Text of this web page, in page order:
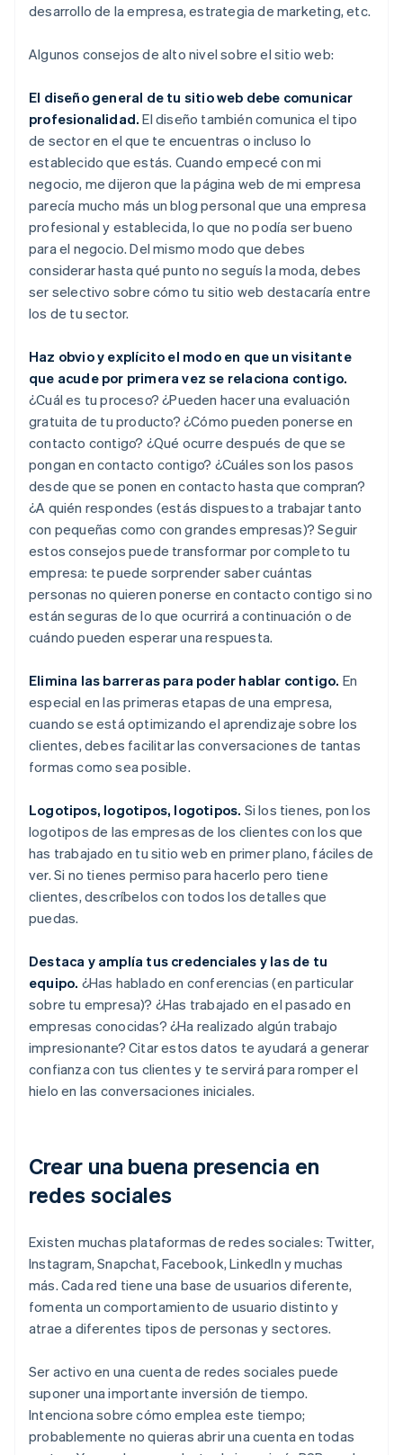
desarrollo de la empresa, estrategia de marketing, etc.
Algunos consejos de alto nivel sobre el sitio web:
El diseño general de tu sitio web debe comunicar
profesionalidad. El diseño también comunica el tipo
de sector en el que te encuentras o incluso lo
establecido que estás. Cuando empecé con mi
negocio, me dijeron que la página web de mi empresa
parecía mucho más un blog personal que una empresa
profesional y establecida, lo que no podía ser bueno
para el negocio. Del mismo modo que debes
considerar hasta qué punto no seguís la moda, debes
ser selectivo sobre cómo tu sitio web destacaría entre
los de tu sector.
Haz obvio y explícito el modo en que un visitante
que acude por primera vez se relaciona contigo.
¿Cuál es tu proceso? ¿Pueden hacer una evaluación
gratuita de tu producto? ¿Cómo pueden ponerse en
contacto contigo? ¿Qué ocurre después de que se
pongan en contacto contigo? ¿Cuáles son los pasos
desde que se ponen en contacto hasta que compran?
¿A quién respondes (estás dispuesto a trabajar tanto
con pequeñas como con grandes empresas)? Seguir
estos consejos puede transformar por completo tu
empresa: te puede sorprender saber cuántas
personas no quieren ponerse en contacto contigo si no
están seguras de lo que ocurrirá a continuación o de
cuándo pueden esperar una respuesta.
Elimina las barreras para poder hablar contigo. En
especial en las primeras etapas de una empresa,
cuando se está optimizando el aprendizaje sobre los
clientes, debes facilitar las conversaciones de tantas
formas como sea posible.
Logotipos, logotipos, logotipos. Si los tienes, pon los
logotipos de las empresas de los clientes con los que
has trabajado en tu sitio web en primer plano, fáciles de
ver. Si no tienes permiso para hacerlo pero tiene
clientes, descríbelos con todos los detalles que
puedas.
Destaca y amplía tus credenciales y las de tu
equipo. ¿Has hablado en conferencias (en particular
sobre tu empresa)? ¿Has trabajado en el pasado en
empresas conocidas? ¿Ha realizado algún trabajo
impresionante? Citar estos datos te ayudará a generar
confianza con tus clientes y te servirá para romper el
hielo en las conversaciones iniciales.
Crear una buena presencia en
redes sociales
Existen muchas plataformas de redes sociales: Twitter,
Instagram, Snapchat, Facebook, LinkedIn y muchas
más. Cada red tiene una base de usuarios diferente,
fomenta un comportamiento de usuario distinto y
atrae a diferentes tipos de personas y sectores.
Ser activo en una cuenta de redes sociales puede
suponer una importante inversión de tiempo.
Intenciona sobre cómo emplea este tiempo;
probablemente no quieras abrir una cuenta en todas